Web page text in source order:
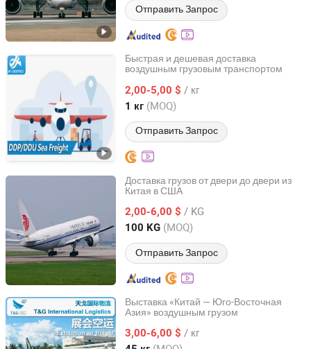
Отправить Запрос
Быстрая и дешевая доставка
воздушным грузовым транспортом
2,00-5,00 $ / кг
1 кг (MOQ)
Отправить Запрос
Hainan Jianxin Yuntong International Supply Chain Co.,
Hainan, China
Доставка грузов от двери до двери из
Китая в США
2,00-6,00 $ / KG
100 KG (MOQ)
Отправить Запрос
Compass International Logistics (S. Z) Ltd. Foshan Br.
Guangdong, China с 2011
Выставка «Китай — Юго-Восточная
Азия» воздушным грузом
3,00-6,00 $ / кг
Shanghai T&G International Logistics Co., Ltd.